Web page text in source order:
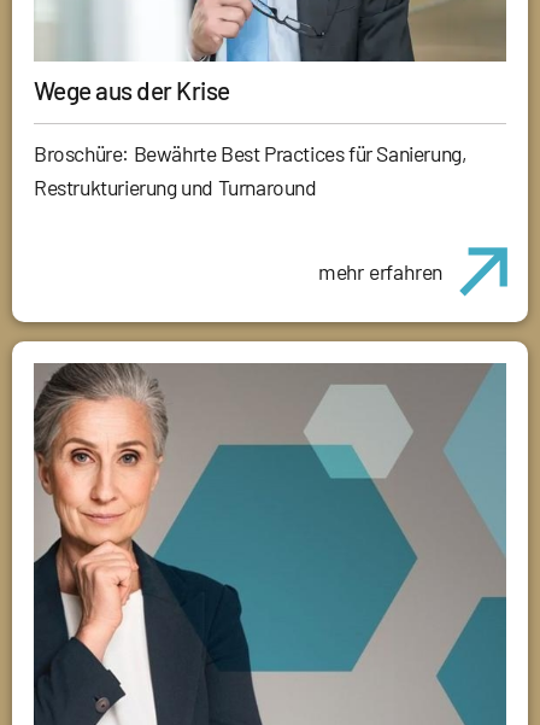
Wege aus der Krise
Broschüre: Bewährte Best Practices für Sanierung,
Restrukturierung und Turnaround
mehr erfahren